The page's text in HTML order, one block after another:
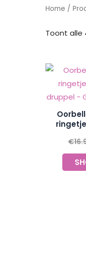
Home /
Toont alle
€